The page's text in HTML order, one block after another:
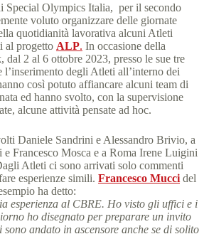
Special Olympics Italia, per il secondo
voluto organizzare delle giornate
quotidianità lavorativa alcuni Atleti
al progetto ALP. In occasione della
2 al 6 ottobre 2023, presso le sue tre
degli Atleti all’interno dei
così potuto affiancare alcuni team di
ed hanno svolto, con la supervisione
alcune attività pensate ad hoc.
Daniele Sandrini e Alessandro Brivio, a
Francesco Mosca e a Roma Irene Luigini
Atleti ci sono arrivati solo commenti
esperienze simili. Francesco Mucci del
ha detto:
esperienza al CBRE. Ho visto gli uffici e i
ho disegnato per preparare un invito
andato in ascensore anche se di solito